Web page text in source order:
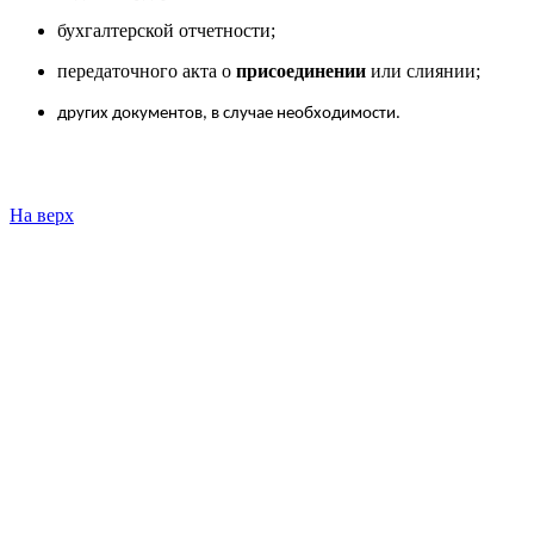
бухгалтерской отчетности;
передаточного акта о присоединении или слиянии;
других документов, в случае необходимости.
На верх